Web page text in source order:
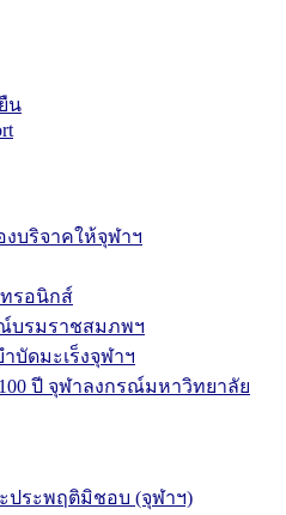
น
งบริจาคให้จุฬาฯ
ทรอนิกส์
บรมราชสมภพฯ
บัดมะเร็งจุฬาฯ
ปี จุฬาลงกรณ์มหาวิทยาลัย
ประพฤติมิชอบ (จุฬาฯ)